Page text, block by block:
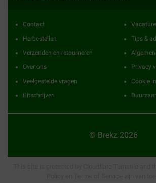
Contact
Herbestellen
Verzenden en retourneren
Over ons
Veelgestelde vragen
Uitschrijven
Tips &
Privacy
Cookie
© Brekz 2026